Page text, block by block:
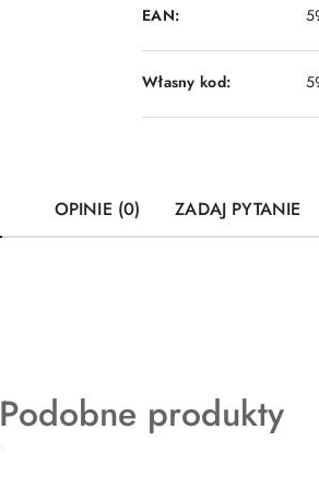
EAN:
Własny kod:
OPINIE (0) ZADAJ PYTANIE
Produkty
Podobne produkty